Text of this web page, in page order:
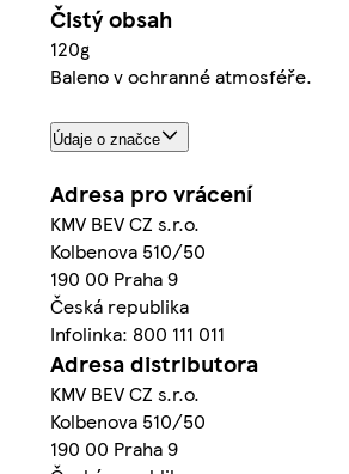
Čistý obsah
120g
Baleno v ochranné atmosféře.
Údaje o značce
Adresa pro vrácení
KMV BEV CZ s.r.o.
Kolbenova 510/50
190 00 Praha 9
Česká republika
Infolinka: 800 111 011
Adresa distributora
KMV BEV CZ s.r.o.
Kolbenova 510/50
190 00 Praha 9